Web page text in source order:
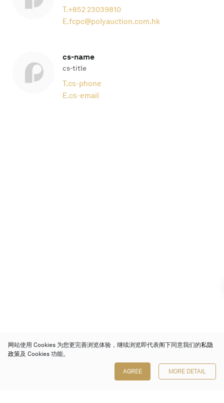
T.+852 23039810
E.fcpc@polyauction.com.hk
cs-name
cs-title
T.cs-phone
E.cs-email
网站使用 Cookies 为您更完善浏览体验，继续浏览即代表阁下同意我们的私隐
政策及 Cookies 功能。
AGREE MORE DETAIL